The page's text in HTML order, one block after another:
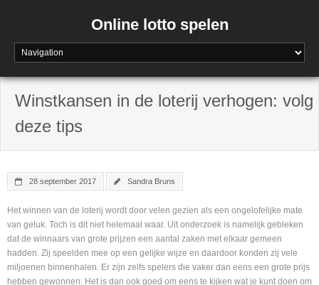
Online lotto spelen
Winstkansen in de loterij verhogen: volg
deze tips
28 september 2017 Sandra Bruns
Het winnen van de loterij wordt door velen gezien als een ongelofelijke mate
van geluk. Toch is dit niet helemaal waar. Uit onderzoek is namelijk gebleken
dat de winnaars van grote prijzen een aantal zaken met elkaar gemeen
hadden. Zij speelden mee op een gelijke wijze en daardoor konden zij vele
miljoenen binnenhalen. Er zijn zelfs spelers die vaker dan eens een grote prijs
hebben gewonnen. Het is dan ook goed om eens te kijken wat je kunt doen om